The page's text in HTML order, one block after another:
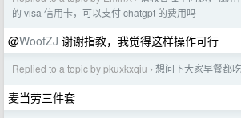
的 visa 信用卡，可以支付 chatgpt 的费用吗
@WoofZJ 谢谢指教，我觉得这样操作可行
Replied to a topic by pkuxkxqiu › 想问下大家早餐都吃
麦当劳三件套